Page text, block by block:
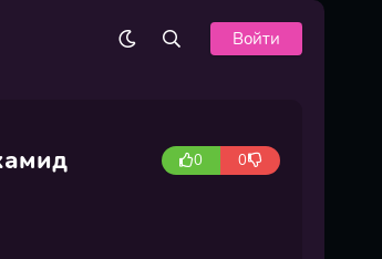
Войти
0 0